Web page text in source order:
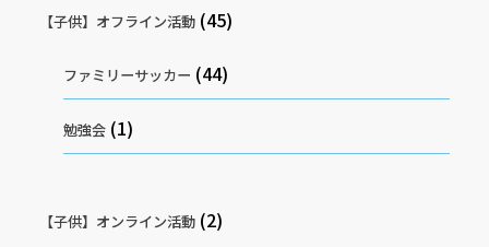
【子供】オフライン活動(45)
ファミリーサッカー (44)
勉強会 (1)
【子供】オンライン活動(2)